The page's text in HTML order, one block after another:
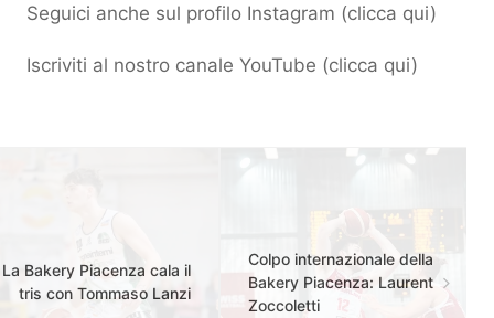
Seguici anche sul profilo Instagram (clicca qui)
Iscriviti al nostro canale YouTube (clicca qui)
La Bakery Piacenza cala il
tris con Tommaso Lanzi
Colpo internazionale della
Bakery Piacenza: Laurent
Zoccoletti